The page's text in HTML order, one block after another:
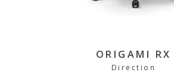
ORIGAMI RX
Direction